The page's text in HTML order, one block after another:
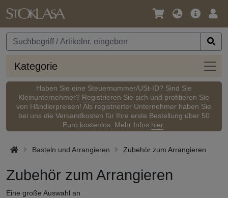
Sprache
Währung
Kategorie
Haben Sie eine Steuernummer/USt-ID? Sind Sie
Kleinunternehmer? Registrieren Sie sich und profitieren Sie
von Händlerpreisen! Als registrierter Unternehmer haben Sie
bei uns die Versandkosten für Ihre erste Bestellung über 50
Euro kostenlos. Mehr Infos hier.
Basteln und Arrangieren Zubehör zum Arrangieren
Zubehör zum Arrangieren
Eine große Auswahl an